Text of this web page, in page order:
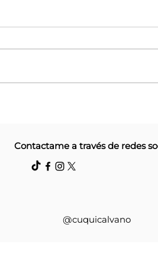
Campaña
Contactame a través de redes
@cuquicalvano